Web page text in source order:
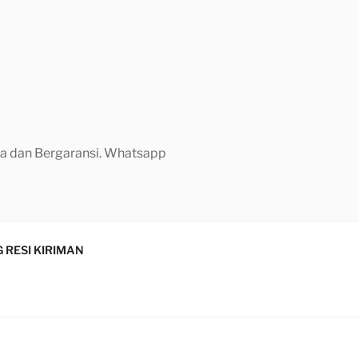
dan Bergaransi. Whatsapp
RESI KIRIMAN